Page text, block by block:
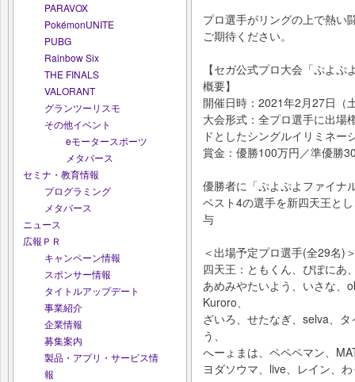
PARAVOX
PokémonUNITE
PUBG
Rainbow Six
THE FINALS
VALORANT
グランツーリスモ
その他イベント
eモータースポーツ
メタバース
セミナ・教育情報
プログラミング
メタバース
ニュース
広報ＰＲ
キャンペーン情報
スポンサー情報
タイトルアップデート
事業紹介
企業情報
募集案内
製品・アプリ・サービス情
報
プロ選手がリングの上で熱い
ご期待ください。
【セガ公式プロ大会「ぷよ
概要】
開催日時：2021年2月27日（
大会形式：全プロ選手に出場
ドとしたシングルイリミネー
賞金：優勝100万円／準優勝
優勝者に「ぷよぷよファイナ
ベスト4の選手を新四天王と
与
＜出場予定プロ選手(全29名)
四天王：ともくん、ぴぽにあ
あめみやたいよう、いさな、
Kuroro、
ざいろ、せたなぎ、selva、
う、
へーょまは、ペペペマン、
ヨダソウマ、live、レイン、